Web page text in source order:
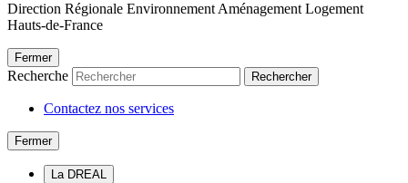
Direction Régionale Environnement Aménagement Logement
Hauts-de-France
Fermer
Recherche Rechercher
Contactez nos services
Fermer
La DREAL